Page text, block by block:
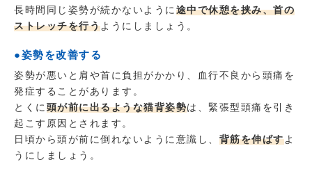
長時間同じ姿勢が続かないように 途中で休憩を挟み、首の
ストレッチを行うようにしましょう。
●姿勢を改善する
姿勢が悪いと肩や首に負担がかかり、血行不良から頭痛を
発症することがあります。
とくに 頭が前に出るような猫背姿勢は、緊張型頭痛を引き
起こす原因とされます。
日頃から頭が前に倒れないように意識し、 背筋を伸ばすよ
うにしましょう。